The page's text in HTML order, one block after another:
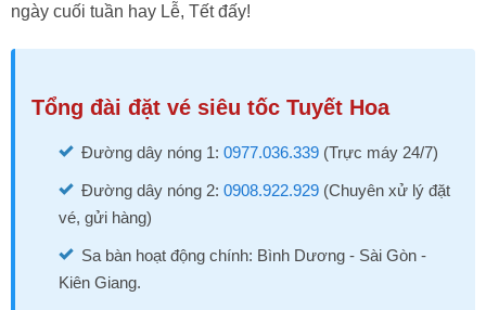
ngày cuối tuần hay Lễ, Tết đấy!
Tổng đài đặt vé siêu tốc Tuyết Hoa
Đường dây nóng 1: 0977.036.339 (Trực máy 24/7)
Đường dây nóng 2: 0908.922.929 (Chuyên xử lý đặt
vé, gửi hàng)
Sa bàn hoạt động chính: Bình Dương - Sài Gòn -
Kiên Giang.